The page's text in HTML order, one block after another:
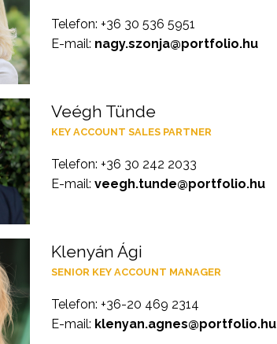
Telefon: +36 30 536 5951
E-mail: nagy.szonja@portfolio.hu
Veégh Tünde
KEY ACCOUNT SALES PARTNER
Telefon: +36 30 242 2033
E-mail: veegh.tunde@portfolio.hu
Klenyán Ági
SENIOR KEY ACCOUNT MANAGER
Telefon: +36-20 469 2314
E-mail: klenyan.agnes@portfolio.hu